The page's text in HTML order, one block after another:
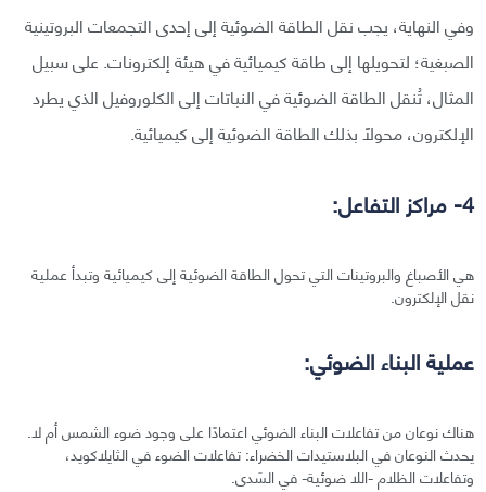
وفي النهاية، يجب نقل الطاقة الضوئية إلى إحدى التجمعات البروتينية
الصبغية؛ لتحويلها إلى طاقة كيميائية في هيئة إلكترونات. على سبيل
المثال، تُنقل الطاقة الضوئية في النباتات إلى الكلوروفيل الذي يطرد
الإلكترون، محولًا بذلك الطاقة الضوئية إلى كيميائية.
4- مراكز التفاعل:
هي الأصباغ والبروتينات التي تحول الطاقة الضوئية إلى كيميائية وتبدأ عملية
نقل الإلكترون.
عملية البناء الضوئي:
هناك نوعان من تفاعلات البناء الضوئي اعتمادًا على وجود ضوء الشمس أم لا.
يحدث النوعان في البلاستيدات الخضراء: تفاعلات الضوء في الثايلاكويد،
وتفاعلات الظلام -اللا ضوئية- في السَدى.